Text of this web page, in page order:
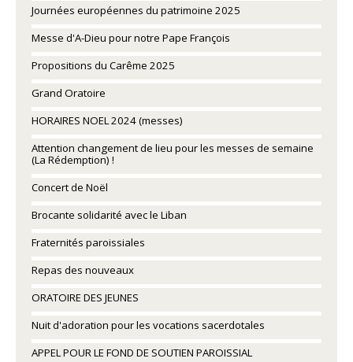
Journées européennes du patrimoine 2025
Messe d'A-Dieu pour notre Pape François
Propositions du Carême 2025
Grand Oratoire
HORAIRES NOEL 2024 (messes)
Attention changement de lieu pour les messes de semaine
(La Rédemption) !
Concert de Noël
Brocante solidarité avec le Liban
Fraternités paroissiales
Repas des nouveaux
ORATOIRE DES JEUNES
Nuit d'adoration pour les vocations sacerdotales
APPEL POUR LE FOND DE SOUTIEN PAROISSIAL